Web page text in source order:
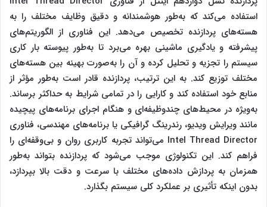
استفاده می‌کند که به‌طور هوشمندانه و دقیق وظایف مختلف را به
هسته‌های پردازنده تخصیص می‌دهد. این فناوری از الگوریتم‌های
پیشرفته و یادگیری ماشینی بهره می‌برد تا به‌طور پیوسته بار کاری
سیستم را تجزیه و تحلیل کرده و آن را به‌صورت بهینه بین هسته‌های
مختلف توزیع کند. به این ترتیب، پردازنده قادر است به‌طور مؤثر از
منابع خود استفاده کند و کارایی را در تمامی شرایط به حداکثر برساند.
به‌ویژه در محیط‌های چندوظیفه‌ای و هنگام اجرای برنامه‌های پیچیده
مانند ویرایش ویدیو، رندرینگ گرافیکی یا برنامه‌های مهندسی، فناوری
Intel Thread Director می‌تواند تجربه کاربری روان و بی‌وقفه‌ای را
فراهم کند. این تکنولوژی موجب می‌شود که پردازنده بتواند به‌طور
همزمان به پردازش داده‌های مختلف با سرعت و دقت بالا بپردازد،
بدون اینکه تأثیری بر عملکرد کلی سیستم بگذارد.